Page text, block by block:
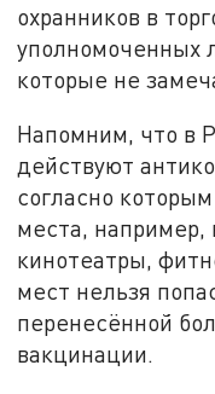
охранников в
уполномоченных
которые не
Напомним, что в
действуют
согласно
места, например,
кинотеатры,
мест нельзя
перенесённой
вакцинации.